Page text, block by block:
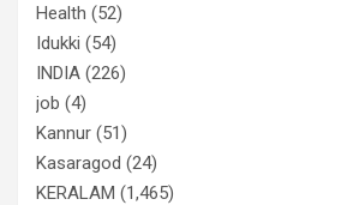
Health (52)
Idukki (54)
INDIA (226)
job (4)
Kannur (51)
Kasaragod (24)
KERALAM (1,465)